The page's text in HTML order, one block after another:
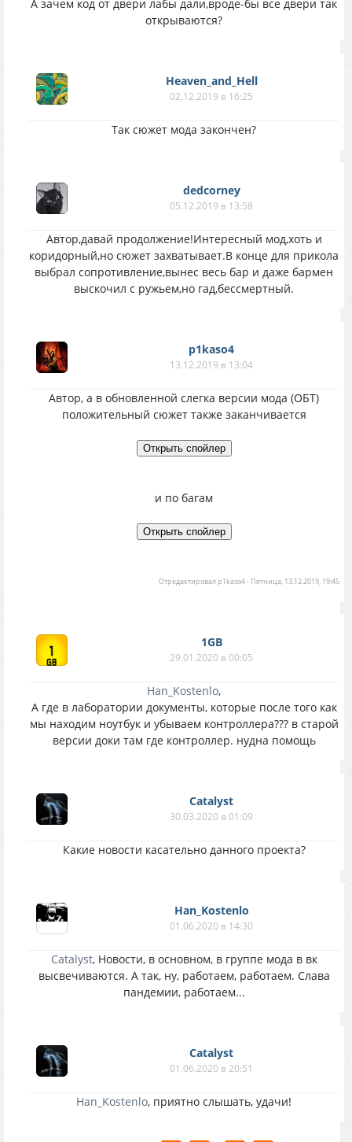
А зачем код от двери лабы дали,вроде-бы все двери так
открываются?
Heaven_and_Hell
02.12.2019 в 16:25
Так сюжет мода закончен?
dedcorney
05.12.2019 в 13:58
Автор,давай продолжение!Интересный мод,хоть и
коридорный,но сюжет захватывает.В конце для прикола
выбрал сопротивление,вынес весь бар и даже бармен
выскочил с ружьем,но гад,бессмертный.
p1kaso4
13.12.2019 в 13:04
Автор, а в обновленной слегка версии мода (ОБТ)
положительный сюжет также заканчивается
и по багам
Отредактировал p1kaso4- Пятница, 13.12.2019, 19:45
1GB
29.01.2020 в 00:05
Han_Kostenlo,
А где в лаборатории документы, которые после того как
мы находим ноутбук и убываем контроллера??? в старой
версии доки там где контроллер. нудна помощь
Catalyst
30.03.2020 в 01:09
Какие новости касательно данного проекта?
Han_Kostenlo
01.06.2020 в 14:30
Catalyst, Новости, в основном, в группе мода в вк
высвечиваются. А так, ну, работаем, работаем. Слава
пандемии, работаем...
Catalyst
01.06.2020 в 20:51
Han_Kostenlo, приятно слышать, удачи!